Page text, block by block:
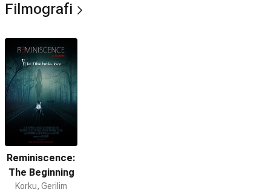
Filmografi
Reminiscence:
The Beginning
Korku, Gerilim